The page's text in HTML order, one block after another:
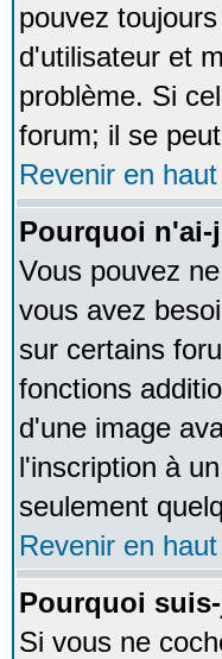
pouvez
d'utilisateur et
problème. Si
forum; il se
Revenir en
Pourquoi n'ai-
Vous pouvez
vous avez
sur certains
fonctions
d'une image
l'inscription à
seulement
Revenir en
Pourquoi
Si vous ne